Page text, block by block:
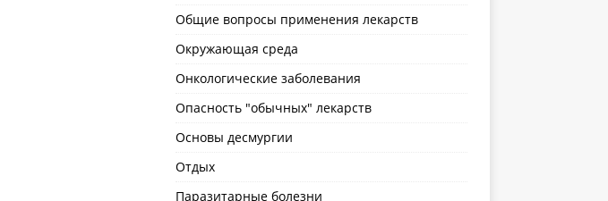
Общие вопросы применения лекарств
Окружающая среда
Онкологические заболевания
Опасность "обычных" лекарств
Основы десмургии
Отдых
Паразитарные болезни